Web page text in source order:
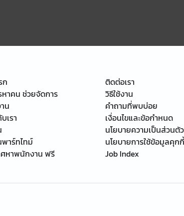
ก
หาคน ช่วยจัดการ
น
เรา
พาร์ทไทม์
ศหาพนักงาน ฟรี
ติดต่อเรา
วิธีใช้งาน
คำถามที่พบบ่อย
เงื่อนไขและข้อกำหนด
นโยบายความเป็นส่วนตัว
นโยบายการใช้ข้อมูลคุกกี้
Job Index